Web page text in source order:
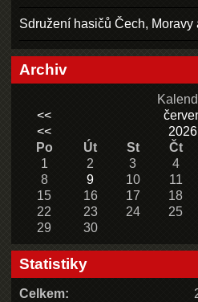
Sdružení hasičů Čech, Moravy
Archiv
<<
<<
2026
Po
Út St Čt
1
2 3 4
8
9 10 11
15
16 17 18
22
23 24 25
29
30
Statistiky
Celkem: